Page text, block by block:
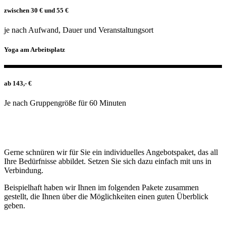
zwischen 30 € und 55 €
je nach Aufwand, Dauer und Veranstaltungsort
Yoga am Arbeitsplatz
ab 143,- €
Je nach Gruppengröße für 60 Minuten
Gerne schnüren wir für Sie ein individuelles Angebotspaket, das all
Ihre Bedürfnisse abbildet. Setzen Sie sich dazu einfach mit uns in
Verbindung.
Beispielhaft haben wir Ihnen im folgenden Pakete zusammen
gestellt, die Ihnen über die Möglichkeiten einen guten Überblick
geben.